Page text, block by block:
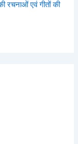
रचनाओं एवं गीतों की